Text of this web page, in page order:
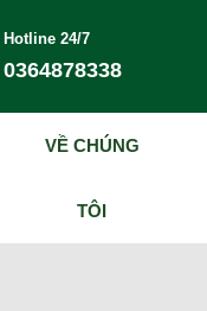
Hotline 24/7
0364878338
VỀ CHÚNG
TÔI